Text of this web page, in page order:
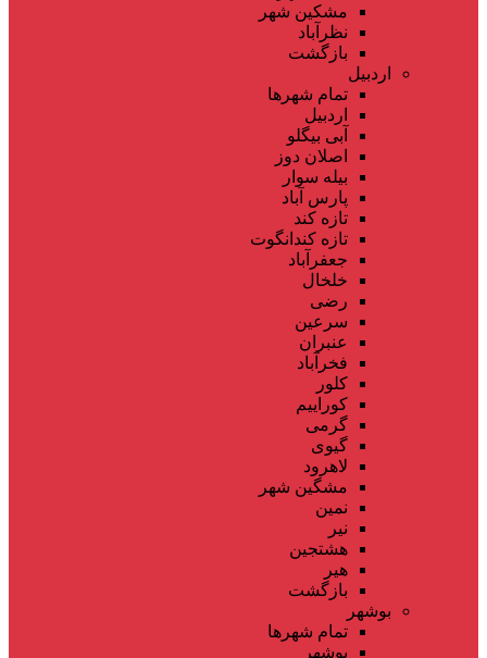
مشکین شهر
نظرآباد
بازگشت
اردبیل
تمام شهر‌ها
اردبیل
آبی بیگلو
اصلان دوز
بیله سوار
پارس آباد
تازه کند
تازه کندانگوت
جعفرآباد
خلخال
رضی
سرعین
عنبران
فخرآباد
کلور
کوراییم
گرمی
گیوی
لاهرود
مشگین شهر
نمین
نیر
هشتجین
هیر
بازگشت
بوشهر
تمام شهر‌ها
بوشهر